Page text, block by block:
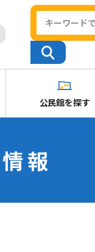
公民館を探す
報